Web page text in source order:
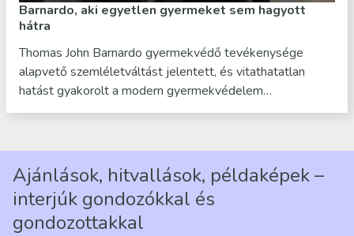
Barnardo, aki egyetlen gyermeket sem hagyott
hátra
Thomas John Barnardo gyermekvédő tevékenysége
alapvető szemléletváltást jelentett, és vitathatatlan
hatást gyakorolt a modern gyermekvédelem…
Ajánlások, hitvallások, példaképek –
interjúk gondozókkal és
gondozottakkal